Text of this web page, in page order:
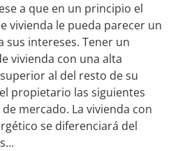
a que en un principio el
vivienda le pueda parecer un
intereses. Tener un
vivienda con una alta
al del resto de su
propietario las siguientes
mercado. La vivienda con
se diferenciará del